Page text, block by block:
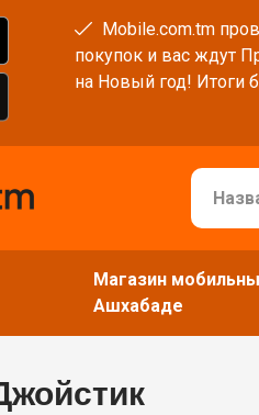
Mobile.com.tm
покупок и вас ждут
на Новый год! Итоги
Магазин
Ашхабаде